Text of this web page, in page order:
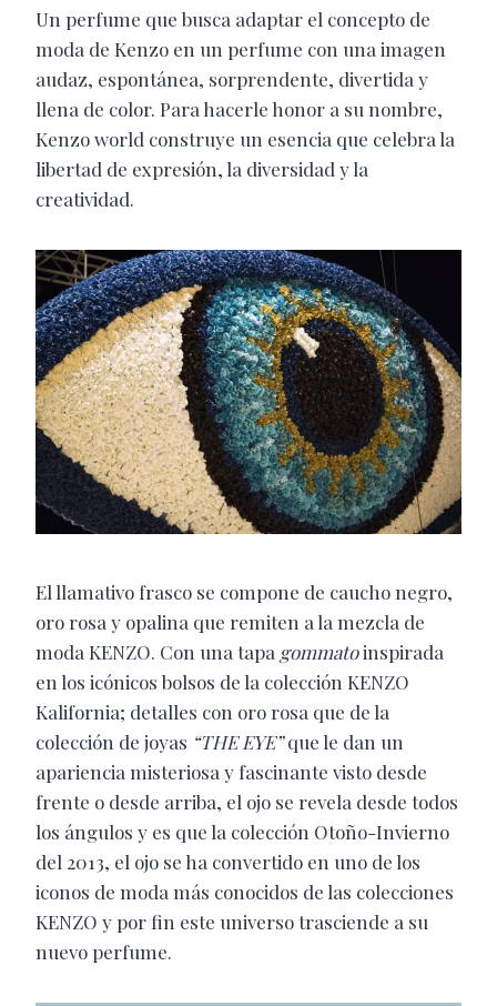
Un perfume que busca adaptar el concepto de
moda de Kenzo en un perfume con una imagen
audaz, espontánea, sorprendente, divertida y
llena de color. Para hacerle honor a su nombre,
Kenzo world construye un esencia que celebra la
libertad de expresión, la diversidad y la
creatividad.
El llamativo frasco se compone de caucho negro,
oro rosa y opalina que remiten a la mezcla de
moda KENZO. Con una tapa gommatoinspirada
en los icónicos bolsos de la colección KENZO
Kalifornia; detalles con oro rosa que de la
colección de joyas “THE EYE”que le dan un
apariencia misteriosa y fascinante visto desde
frente o desde arriba, el ojo se revela desde todos
los ángulos y es que la colección Otoño-Invierno
del 2013, el ojo se ha convertido en uno de los
iconos de moda más conocidos de las colecciones
KENZO y por fin este universo trasciende a su
nuevo perfume.